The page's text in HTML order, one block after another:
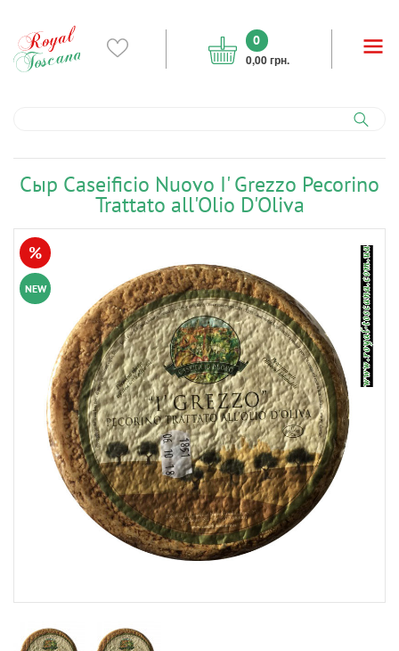
0
0,00 грн.
Сыр Caseificio Nuovo I' Grezzo Pecorino
Trattato all'Olio D'Oliva
NEW
%